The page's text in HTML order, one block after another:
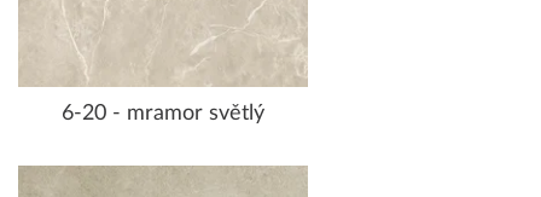
6-20 - mramor světlý